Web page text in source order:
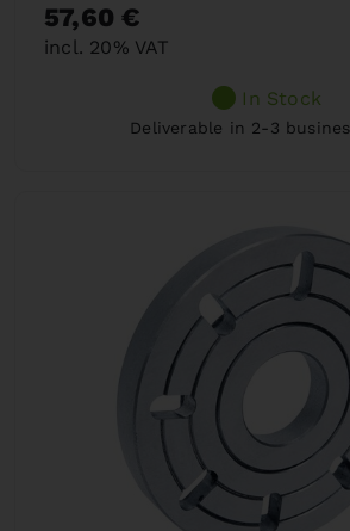
57,60 €
incl. 20% VAT
In Stock
Deliverable in 2-3